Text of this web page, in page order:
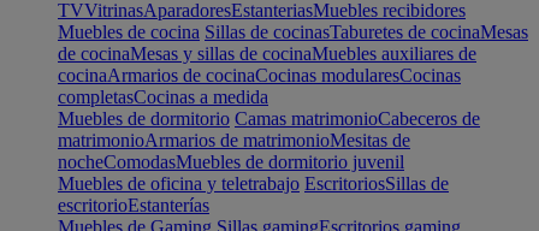
TVVitrinasAparadoresEstanteriasMuebles recibidores
Muebles de cocina Sillas de cocinasTaburetes de cocinaMesas
de cocinaMesas y sillas de cocinaMuebles auxiliares de
cocinaArmarios de cocinaCocinas modularesCocinas
completasCocinas a medida
Muebles de dormitorio Camas matrimonioCabeceros de
matrimonioArmarios de matrimonioMesitas de
nocheComodasMuebles de dormitorio juvenil
Muebles de oficina y teletrabajo EscritoriosSillas de
escritorioEstanterías
Muebles de Gaming Sillas gamingEscritorios gaming